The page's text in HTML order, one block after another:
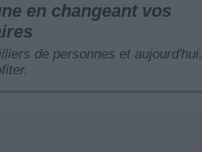
en changeant vos
de personnes et aujourd'hui,